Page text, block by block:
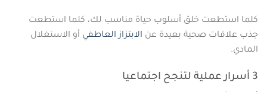
كلما استطعت خلق أسلوب حياة مناسب لك، كلما استطعت
جذب علاقات صحية بعيدة عن الابتزاز العاطفي أو الاستغلال
المادي.
3 أسرار عملية لتنجح اجتماعيا